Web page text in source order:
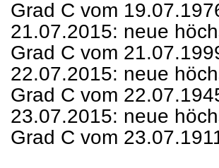
Grad C vom
21.07.2015: neue
Grad C vom
22.07.2015: neue
Grad C vom
23.07.2015: neue
Grad C vom